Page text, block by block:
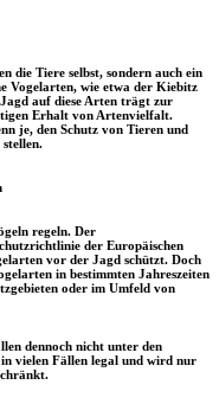
die Tiere selbst, sondern auch ein
Vogelarten, wie etwa der Kiebitz
auf diese Arten trägt zur
Erhalt von Artenvielfalt.
je, den Schutz von Tieren und
regeln. Der
der Europäischen
vor der Jagd schützt. Doch
in bestimmten Jahreszeiten
oder im Umfeld von
dennoch nicht unter den
vielen Fällen legal und wird nur